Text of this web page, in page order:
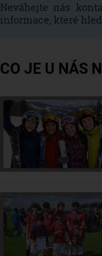
Neváhejte nás
informace, které
CO JE U NÁS